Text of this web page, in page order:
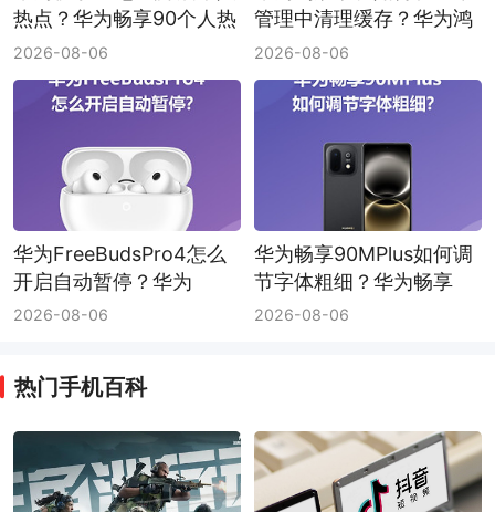
热点？华为畅享90个人热
点开启方法
2026-08-06
管理中清理缓存？华为鸿
蒙系统应用缓存清理方法
2026-08-06
华为FreeBudsPro4怎么
开启自动暂停？华为
FreeBudsPro4自动暂停
2026-08-06
华为畅享90MPlus如何调
节字体粗细？华为畅享
90MPlus字体粗细调节方
2026-08-06
热门手机百科